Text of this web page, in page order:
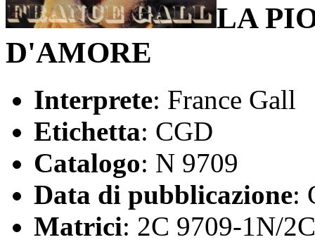
LA
D'AMORE
Interprete: France Gall
Etichetta: CGD
Catalogo: N 9709
Data di pubblicazione:
Matrici: 2C 9709-1N/